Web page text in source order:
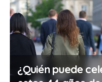
¿Quién puede